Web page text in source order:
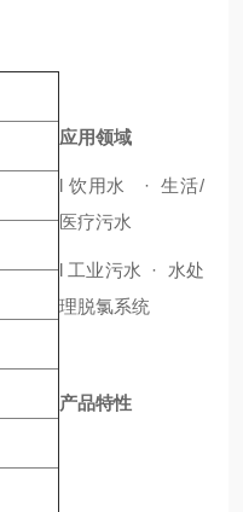
应用领域
l 饮用水 · 生活/
医疗污水
l 工业污水 · 水处
理脱氯系统
产品特性